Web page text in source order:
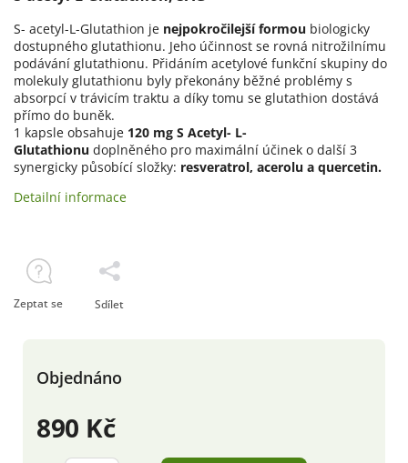
890 Kč
Objednáno
S- acetyl-L-Glutathion je nejpokročilejší formou biologicky
dostupného glutathionu. Jeho účinnost se rovná nitrožilnímu
podávání glutathionu. Přidáním acetylové funkční skupiny do
molekuly glutathionu byly překonány běžné problémy s
absorpcí v trávicím traktu a díky tomu se glutathion dostává
přímo do buněk.
1 kapsle obsahuje 120 mg S Acetyl- L-
Glutathionu doplněného pro maximální účinek o další 3
synergicky působící složky: resveratrol, acerolu a quercetin.
Detailní informace
Zeptat se Sdílet